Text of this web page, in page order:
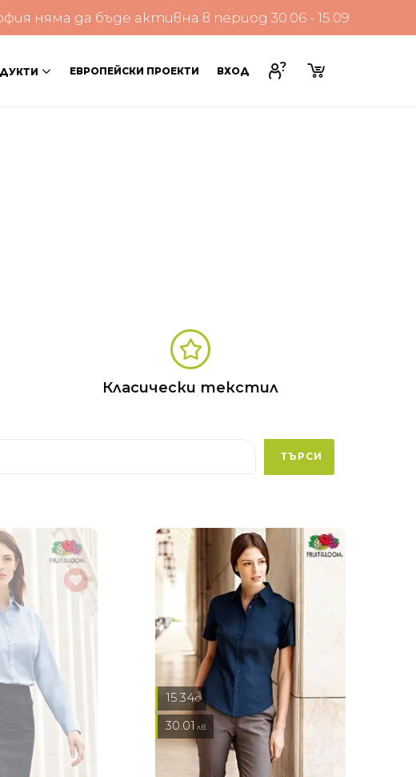
няма да бъде активна в период 30.06 - 15.09
ЕВРОПЕЙСКИ ПРОЕКТИ ВХОД
Класически текстил
ТЪРСИ
15.34€
30.01 лв.